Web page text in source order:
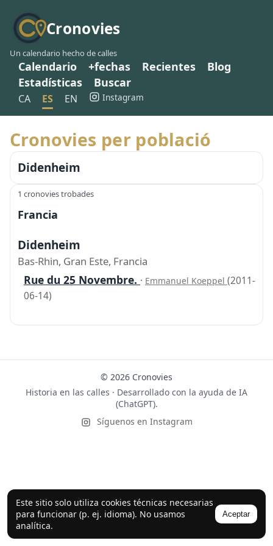
Cronovies
Un calendario hecho de calles
Calendario +fechas Recientes
Blog
Estadísticas
Buscar
CA ES EN Instagram
Este sitio solo utiliza cookies técnicas necesarias
para funcionar (p. ej. idioma). No usamos
analítica.
Aceptar
Cronovies per població
Didenheim
1 cronovies trobades
Francia
Didenheim
Bas-Rhin, Gran Este, Francia
Rue du 25 Novembre. · Emmanuel Koeppel (2011-
06-14)
© 2026 Cronovies
Historia en las calles · Desarrollado con la ayuda de IA
(ChatGPT).
Síguenos en Instagram